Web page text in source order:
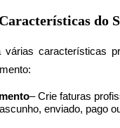
ganhar tokens populares.
do
várias características
– Crie faturas
enviado, pago